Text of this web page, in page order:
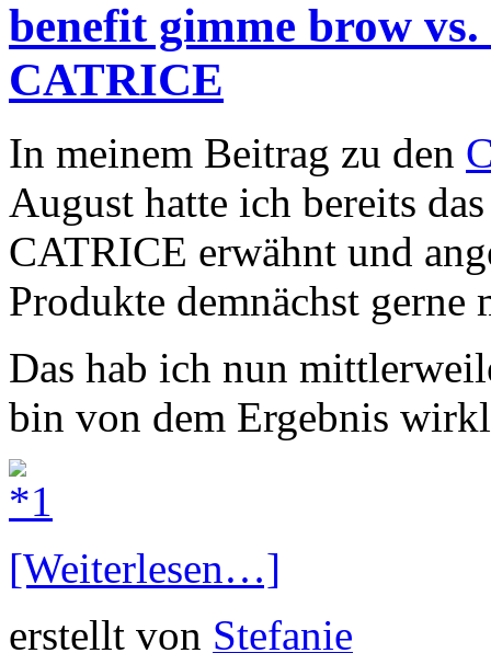
benefit gimme brow
CATRICE
In meinem Beitrag zu den
August hatte ich bereits
CATRICE erwähnt und
Produkte demnächst
Das hab ich nun
bin von dem Ergebnis
[Weiterlesen…]
erstellt von Stefanie